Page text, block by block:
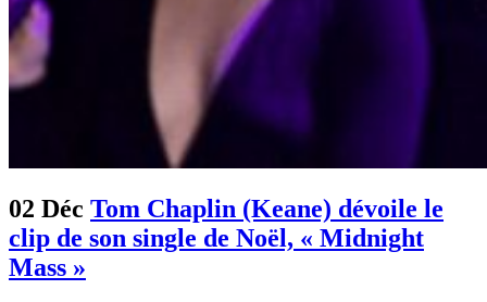
02 Déc Tom Chaplin (Keane) dévoile le
clip de son single de Noël, « Midnight
Mass »